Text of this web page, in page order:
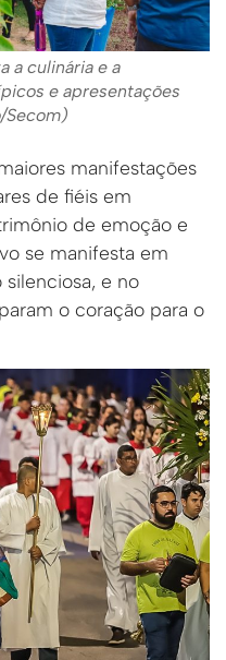
a culinária e a
e apresentações
Secom)
manifestações
de fiéis em
de emoção e
se manifesta em
silenciosa, e no
o coração para o